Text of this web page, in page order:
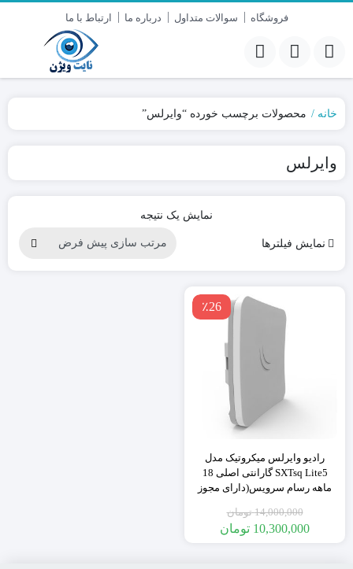
فروشگاه سوالات متداول درباره ما ارتباط با ما
خانه محصولات برچسب خورده “وایرلس”
وایرلس
نمایش یک نتیجه
نمایش فیلترها
٪26
رادیو وایرلس میکروتیک مدل
SXTsq Lite5 گارانتی اصلی 18
ماهه رسام سرویس(دارای مجوز
14,000,000 تومان
10,300,000 تومان